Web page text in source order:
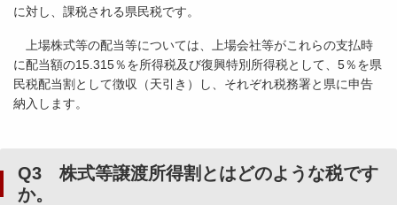
に対し、課税される県民税です。
上場株式等の配当等については、上場会社等がこれらの支払時
に配当額の15.315％を所得税及び復興特別所得税として、5％を県
民税配当割として徴収（天引き）し、それぞれ税務署と県に申告
納入します。
Q3 株式等譲渡所得割とはどのような税です
か。